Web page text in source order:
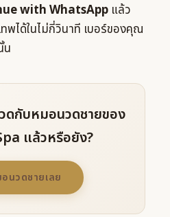
with WhatsApp แล้ว
พได้ในไม่กี่วินาที เบอร์ของคุณ
น
ดกับหมอนวดชายของ
แล้วหรือยัง?
นวดชายเลย